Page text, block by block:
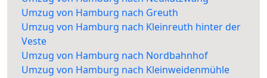
Umzug von Hamburg nach Greuth
Umzug von Hamburg nach Kleinreuth hinter der
Veste
Umzug von Hamburg nach Nordbahnhof
Umzug von Hamburg nach Kleinweidenmühle